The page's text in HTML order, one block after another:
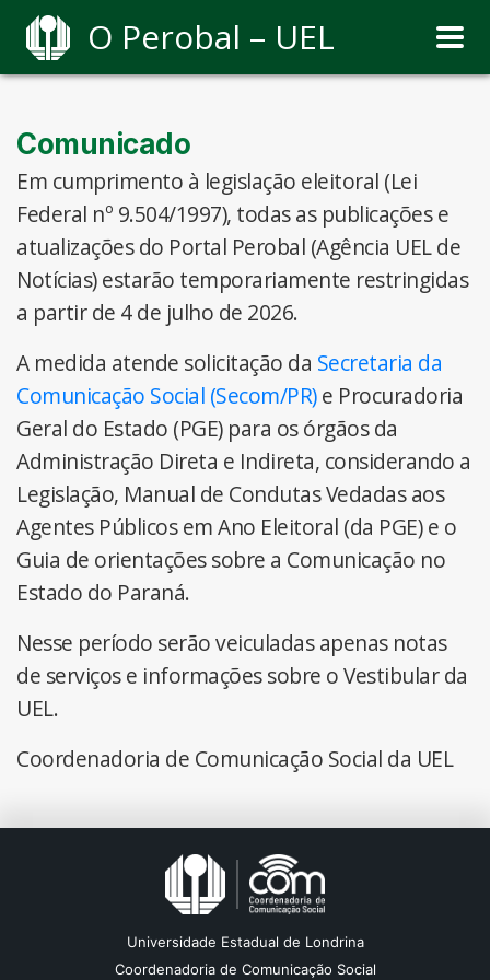
O Perobal – UEL
Comunicado
Em cumprimento à legislação eleitoral (Lei
Federal nº 9.504/1997), todas as publicações e
atualizações do Portal Perobal (Agência UEL de
Notícias) estarão temporariamente restringidas
a partir de 4 de julho de 2026.
A medida atende solicitação da Secretaria da
Comunicação Social (Secom/PR)e Procuradoria
Geral do Estado (PGE) para os órgãos da
Administração Direta e Indireta, considerando a
Legislação, Manual de Condutas Vedadas aos
Agentes Públicos em Ano Eleitoral (da PGE) e o
Guia de orientações sobre a Comunicação no
Estado do Paraná.
Nesse período serão veiculadas apenas notas
de serviços e informações sobre o Vestibular da
UEL.
Coordenadoria de Comunicação Social da UEL
Universidade Estadual de Londrina
Coordenadoria de Comunicação Social